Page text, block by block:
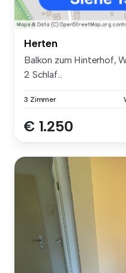
Herten
Balkon zum Hinterhof,
2 Schlaf...
3 Zimmer
€ 1.250